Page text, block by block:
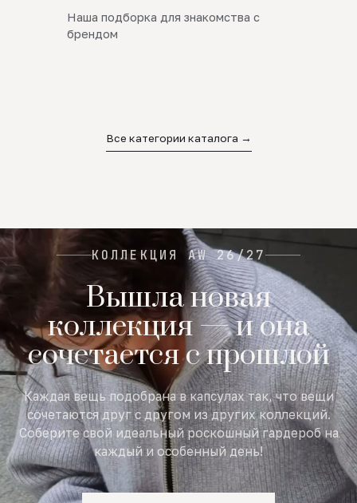
Наша подборка для знакомства с
брендом
Новинки
SALE
Все категории каталога →
КОЛЛЕКЦИЯ AW 26/27
Вышла новая
коллекция — и она
сочетается с прошлой
Каждая вещь подобрана в капсулах так, что вещи
сочетаются друг с другом из других коллекций.
Соберите свой идеальный роскошный гардероб на
каждый и особенный день!